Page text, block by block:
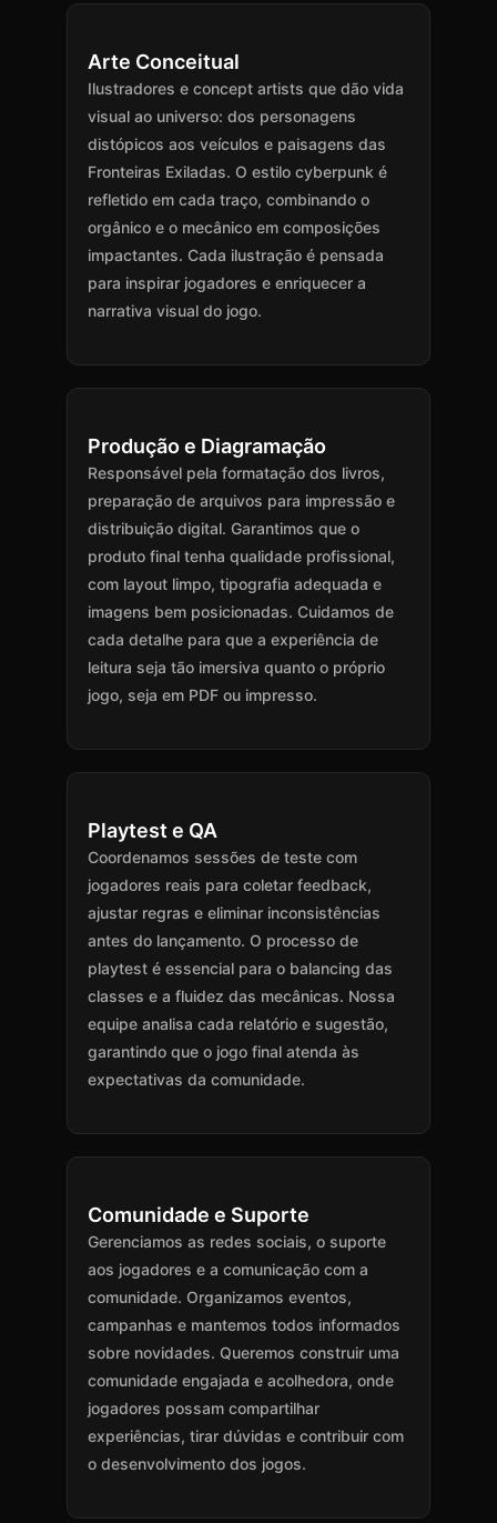
Arte Conceitual
Ilustradores e concept artists que dão vida
visual ao universo: dos personagens
distópicos aos veículos e paisagens das
Fronteiras Exiladas. O estilo cyberpunk é
refletido em cada traço, combinando o
orgânico e o mecânico em composições
impactantes. Cada ilustração é pensada
para inspirar jogadores e enriquecer a
narrativa visual do jogo.
Produção e Diagramação
Responsável pela formatação dos livros,
preparação de arquivos para impressão e
distribuição digital. Garantimos que o
produto final tenha qualidade profissional,
com layout limpo, tipografia adequada e
imagens bem posicionadas. Cuidamos de
cada detalhe para que a experiência de
leitura seja tão imersiva quanto o próprio
jogo, seja em PDF ou impresso.
Playtest e QA
Coordenamos sessões de teste com
jogadores reais para coletar feedback,
ajustar regras e eliminar inconsistências
antes do lançamento. O processo de
playtest é essencial para o balancing das
classes e a fluidez das mecânicas. Nossa
equipe analisa cada relatório e sugestão,
garantindo que o jogo final atenda às
expectativas da comunidade.
Comunidade e Suporte
Gerenciamos as redes sociais, o suporte
aos jogadores e a comunicação com a
comunidade. Organizamos eventos,
campanhas e mantemos todos informados
sobre novidades. Queremos construir uma
comunidade engajada e acolhedora, onde
jogadores possam compartilhar
experiências, tirar dúvidas e contribuir com
o desenvolvimento dos jogos.